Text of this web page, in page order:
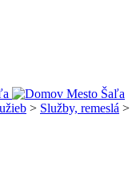
> Služby, remeslá >